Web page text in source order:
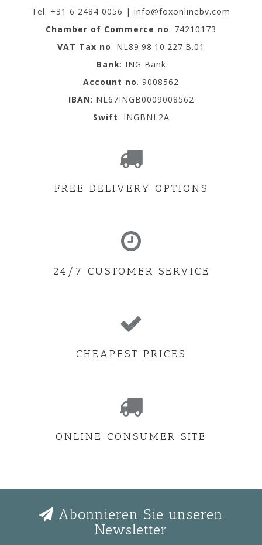
Tel: +31 6 2484 0056 | info@foxonlinebv.com
Chamber of Commerce no. 74210173
VAT Tax no. NL89.98.10.227.B.01
Bank: ING Bank
Account no. 9008562
IBAN: NL67INGB0009008562
Swift: INGBNL2A
FREE DELIVERY OPTIONS
24/7 CUSTOMER SERVICE
CHEAPEST PRICES
ONLINE CONSUMER SITE
Abonnieren Sie unseren
Newsletter